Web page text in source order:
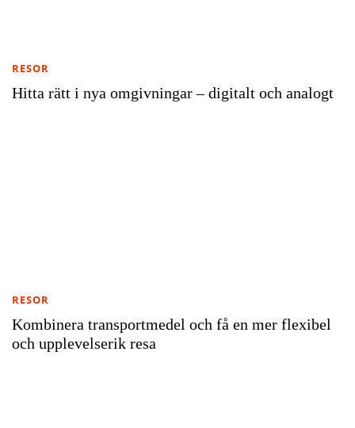
Hitta rätt i nya omgivningar – digitalt och analogt
RESOR
Kombinera transportmedel och få en mer flexibel
och upplevelserik resa
RESOR